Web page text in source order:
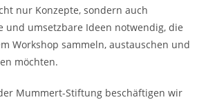
nur Konzepte, sondern auch
und umsetzbare Ideen notwendig, die
Workshop sammeln, austauschen und
möchten.
Mummert-Stiftung beschäftigen wir